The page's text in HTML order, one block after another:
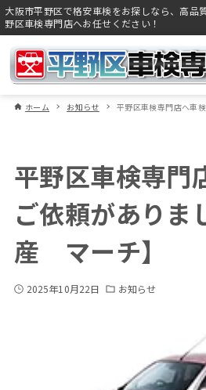
大阪市平野区で格安車検をお探しなら、高品
野区車検専門店へお任せください！
ホーム お知らせ 平野区車検専門店へ車
平野区車検専門
ご依頼がありま
産 マーチ】
2025年10月22日 お知らせ